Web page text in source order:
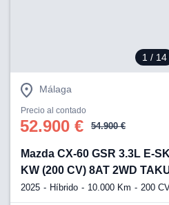
1 / 14
Málaga
Precio al contado
52.900 € 54.900 €
Mazda CX-60 GSR 3.3L E-
KW (200 CV) 8AT 2WD
2025 Híbrido 10.000 Km 200